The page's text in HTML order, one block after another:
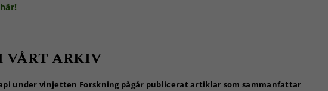
ARKIV
under vinjetten Forskning pågår publicerat artiklar som sammanfattar